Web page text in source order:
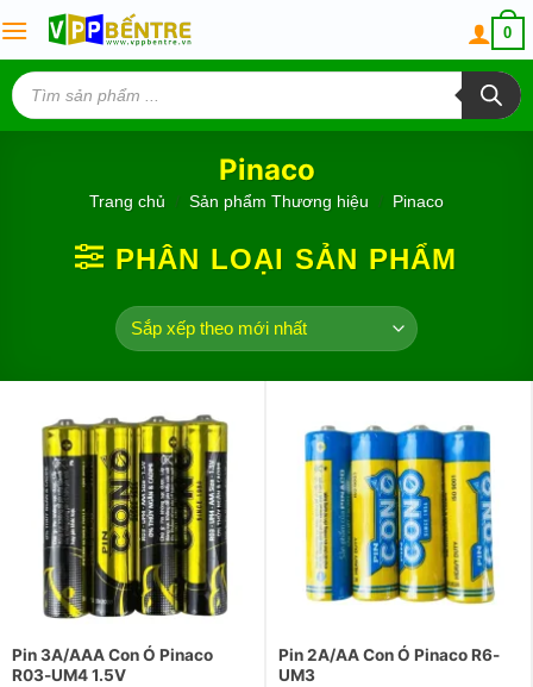
to
content
0
Tìm
kiếm
sản
phẩm
Pinaco
Trang chủ Sản phẩm Thương hiệu Pinaco
PHÂN LOẠI SẢN PHẨM
Pin 3A/AAA Con Ó Pinaco
R03-UM4 1.5V
Pin 2A/AA Con Ó Pinaco R6-
UM3